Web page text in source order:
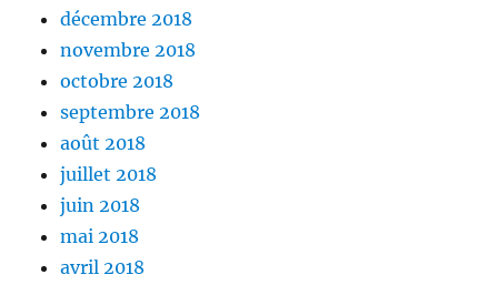
décembre 2018
novembre 2018
octobre 2018
septembre 2018
août 2018
juillet 2018
juin 2018
mai 2018
avril 2018